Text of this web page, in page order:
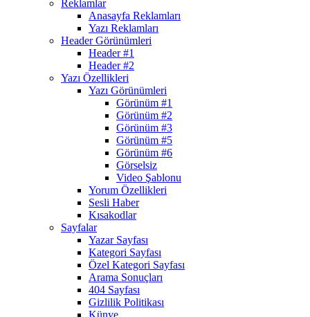
Reklamlar
Anasayfa Reklamları
Yazı Reklamları
Header Görünümleri
Header #1
Header #2
Yazı Özellikleri
Yazı Görünümleri
Görünüm #1
Görünüm #2
Görünüm #3
Görünüm #5
Görünüm #6
Görselsiz
Video Şablonu
Yorum Özellikleri
Sesli Haber
Kısakodlar
Sayfalar
Yazar Sayfası
Kategori Sayfası
Özel Kategori Sayfası
Arama Sonuçları
404 Sayfası
Gizlilik Politikası
Künye